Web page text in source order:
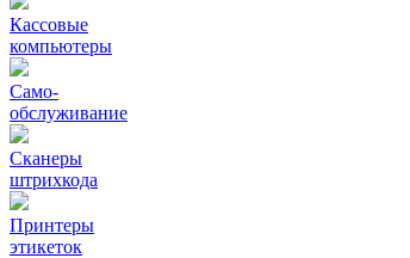
Кассовые
компьютеры
Само-
обслуживание
Сканеры
штрихкода
Принтеры
этикеток